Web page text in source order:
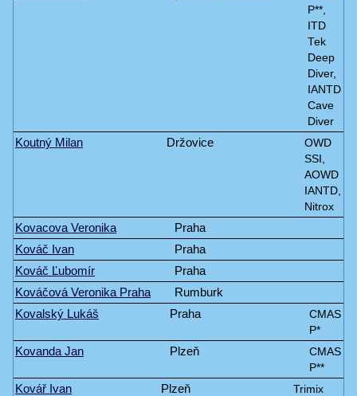
P**,
ITD
Tek
Deep
Diver,
IANTD
Cave
Diver
Koutný Milan Držovice
OWD
SSI,
AOWD
IANTD,
Nitrox
Kovacova Veronika
Praha
Kováč Ivan
Praha
Kováč Ľubomír
Praha
Kováčová Veronika Praha
Rumburk
Kovalský Lukáš
Praha
CMAS
P*
Kovanda Jan Plzeň
CMAS
P**
Kovář Ivan Plzeň
Trimix